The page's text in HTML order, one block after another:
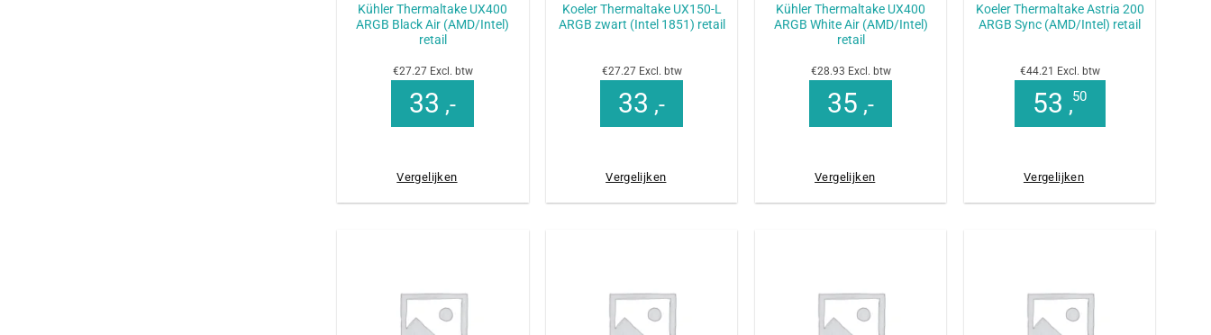
Kühler Thermaltake UX400
ARGB Black Air (AMD/Intel)
retail
€27.27 Excl. btw
33 ,-
Vergelijken
Koeler Thermaltake UX150-L
ARGB zwart (Intel 1851) retail
€27.27 Excl. btw
33 ,-
Vergelijken
Kühler Thermaltake UX400
ARGB White Air (AMD/Intel)
retail
€28.93 Excl. btw
35 ,-
Vergelijken
Koeler Thermaltake Astria 200
ARGB Sync (AMD/Intel) retail
€44.21 Excl. btw
53 ,50
Vergelijken